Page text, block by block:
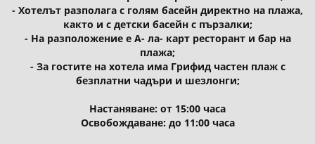
- Хотелът разполага с голям басейн директно на плажа,
както и с детски басейн с пързалки;
- На разположение е А- ла- карт ресторант и бар на
плажа;
- За гостите на хотела има Грифид частен плаж с
безплатни чадъри и шезлонги;
Настаняване: от 15:00 часа
Освобождаване: до 11:00 часа